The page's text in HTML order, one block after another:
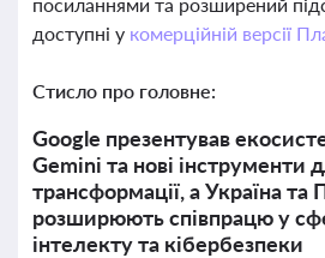
доступні у комерційній версії
Стисло про головне:
Google презентував
Gemini та нові інструменти
трансформації, а Україна
розширюють співпрацю у
інтелекту та кібербезпеки